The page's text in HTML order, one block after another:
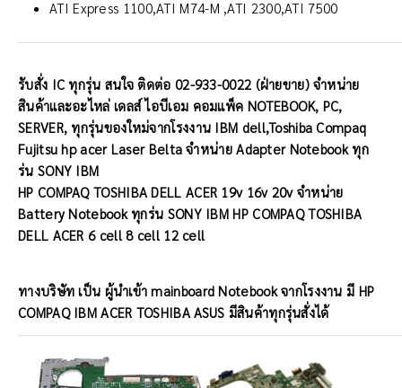
ATI Express 1100,ATI M74-M ,ATI 2300,ATI 7500
รับสั่ง IC ทุกรุ่น สนใจ ติดต่อ 02-933-0022 (ฝ่ายขาย) จำหน่าย
สินค้าและอะไหล่ เดลส์ ไอบีเอม คอมแพ็ค NOTEBOOK, PC,
SERVER, ทุกรุ่นของใหม่จากโรงงาน IBM dell,Toshiba Compaq
Fujitsu hp acer Laser Belta จำหน่าย Adapter Notebook ทุก
ร่น SONY IBM
HP COMPAQ TOSHIBA DELL ACER 19v 16v 20v จำหน่าย
Battery Notebook ทุกร่น SONY IBM HP COMPAQ TOSHIBA
DELL ACER 6 cell 8 cell 12 cell
ทางบริษัท เป็น ผู้นำเข้า mainboard Notebook จากโรงงาน มี HP
COMPAQ IBM ACER TOSHIBA ASUS มีสินค้าทุกรุ่นสั่งได้